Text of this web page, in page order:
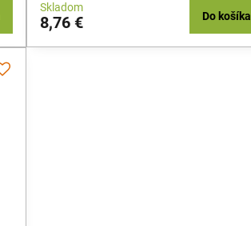
Skladom
8,76 € Do košíka